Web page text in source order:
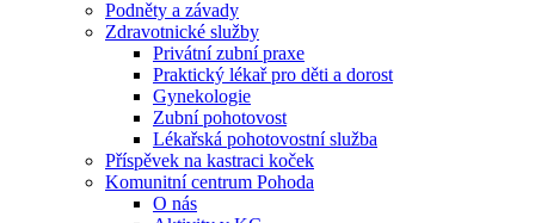
Podněty a závady
Zdravotnické služby
Privátní zubní praxe
Praktický lékař pro děti a dorost
Gynekologie
Zubní pohotovost
Lékařská pohotovostní služba
Příspěvek na kastraci koček
Komunitní centrum Pohoda
O nás